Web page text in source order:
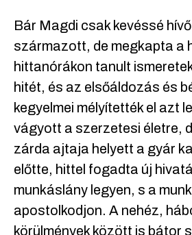
Bár Magdi csak kevéssé
származott, de megkapta a
hittanórákon tanult
hitét, és az elsőáldozás és
kegyelmei mélyítették el azt
vágyott a szerzetesi életre,
zárda ajtaja helyett a gyár
előtte, hittel fogadta új
munkáslány legyen, s a
apostolkodjon. A nehéz,
körülmények között is bátor